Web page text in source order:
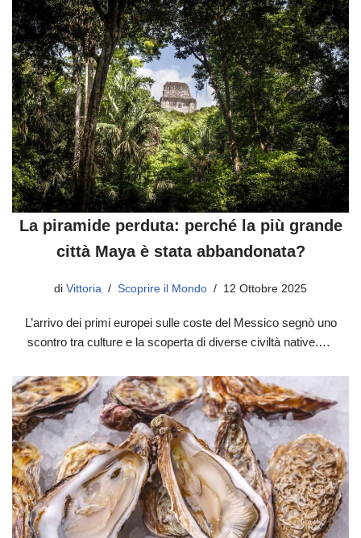
La piramide perduta: perché la più grande
città Maya è stata abbandonata?
di Vittoria Scoprire il Mondo 12 Ottobre 2025
L’arrivo dei primi europei sulle coste del Messico segnò uno
scontro tra culture e la scoperta di diverse civiltà native.…